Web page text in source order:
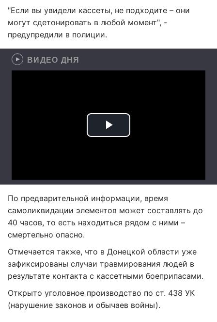
"Если вы увидели кассеты, не подходите – они
могут сдетонировать в любой момент", -
предупредили в полиции.
ВИДЕО ДНЯ
По предварительной информации, время
самоликвидации элементов может составлять до
40 часов, то есть находиться рядом с ними –
смертельно опасно.
Отмечается также, что в Донецкой области уже
зафиксированы случаи травмирования людей в
результате контакта с кассетными боеприпасами.
Открыто уголовное производство по ст. 438 УК
(нарушение законов и обычаев войны).